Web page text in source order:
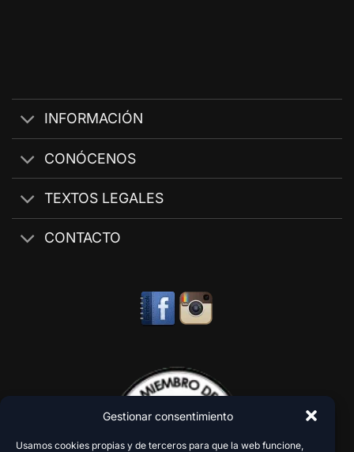
Gestionar consentimiento
Usamos cookies propias y de terceros para que la web funcione,
INFORMACIÓN
CONÓCENOS
TEXTOS LEGALES
CONTACTO